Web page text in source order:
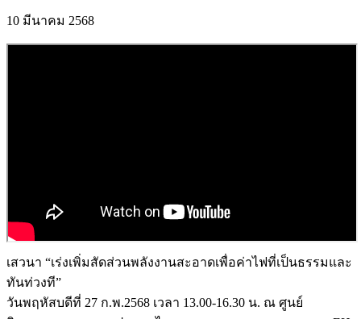
10 มีนาคม 2568
เสวนา “เร่งเพิ่มสัดส่วนพลังงานสะอาดเพื่อค่าไฟที่เป็นธรรมและ
ทันท่วงที”
วันพฤหัสบดีที่ 27 ก.พ.2568 เวลา 13.00-16.30 น. ณ ศูนย์